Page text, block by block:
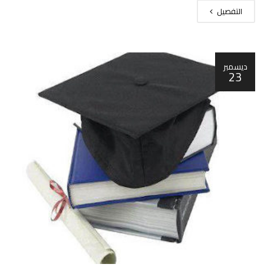
التفصيل
ديسمبر
23